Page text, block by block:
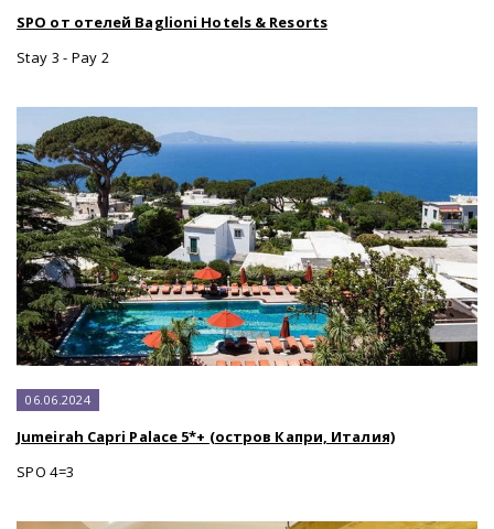
SPO от отелей Baglioni Hotels & Resorts
Stay 3 - Pay 2
06.06.2024
Jumeirah Capri Palace 5*+ (остров Капри, Италия)
SPO 4=3